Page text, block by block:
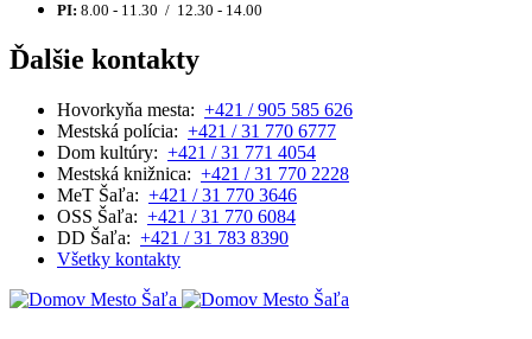
PI: 8.00 - 11.30 / 12.30 - 14.00
Ďalšie kontakty
Hovorkyňa mesta: +421 / 905 585 626
Mestská polícia: +421 / 31 770 6777
Dom kultúry: +421 / 31 771 4054
Mestská knižnica: +421 / 31 770 2228
MeT Šaľa: +421 / 31 770 3646
OSS Šaľa: +421 / 31 770 6084
DD Šaľa: +421 / 31 783 8390
Všetky kontakty